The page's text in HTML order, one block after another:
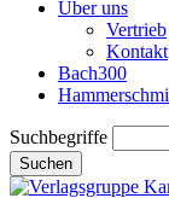
Über uns
Vertrieb
Kontakt
Bach300
Suchbegriffe
Suchen